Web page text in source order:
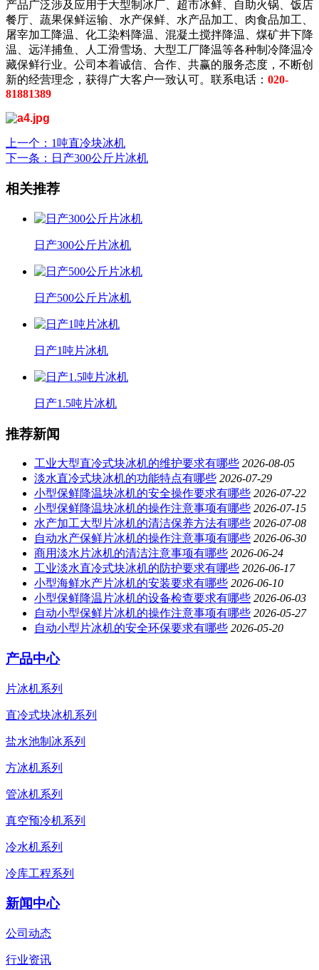
产品广泛涉及应用于大型制冰厂、超市冰鲜、自助火锅、饭店
餐厅、蔬果保鲜运输、水产保鲜、水产品加工、肉食品加工、
屠宰加工降温、化工染料降温、混凝土搅拌降温、煤矿井下降
温、远洋捕鱼、人工滑雪场、大型工厂降温等各种制冷降温冷
藏保鲜行业。公司本着诚信、合作、共赢的服务态度，不断创
新的经营理念，获得广大客户一致认可。联系电话： 020-
81881389
上一个 ：1吨直冷块冰机
下一条 ：日产300公斤片冰机
相关推荐
日产300公斤片冰机
日产500公斤片冰机
日产1吨片冰机
日产1.5吨片冰机
推荐新闻
工业大型直冷式块冰机的维护要求有哪些 2026-08-05
淡水直冷式块冰机的功能特点有哪些 2026-07-29
小型保鲜降温块冰机的安全操作要求有哪些 2026-07-22
小型保鲜降温块冰机的操作注意事项有哪些 2026-07-15
水产加工大型片冰机的清洁保养方法有哪些 2026-07-08
自动水产保鲜片冰机的操作注意事项有哪些 2026-06-30
商用淡水片冰机的清洁注意事项有哪些 2026-06-24
工业淡水直冷式块冰机的防护要求有哪些 2026-06-17
小型海鲜水产片冰机的安装要求有哪些 2026-06-10
小型保鲜降温片冰机的设备检查要求有哪些 2026-06-03
自动小型保鲜片冰机的操作注意事项有哪些 2026-05-27
自动小型片冰机的安全环保要求有哪些 2026-05-20
产品中心
片冰机系列
直冷式块冰机系列
盐水池制冰系列
方冰机系列
管冰机系列
真空预冷机系列
冷水机系列
冷库工程系列
新闻中心
公司动态
行业资讯